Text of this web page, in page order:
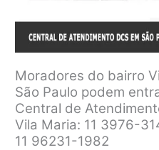
Moradores do bairro
São Paulo podem
Central de
Vila Maria: 11 3976-
11 96231-1982